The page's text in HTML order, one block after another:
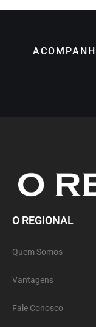
O REGIONAL
Quem Somos
Vantagens
Fale Conosco